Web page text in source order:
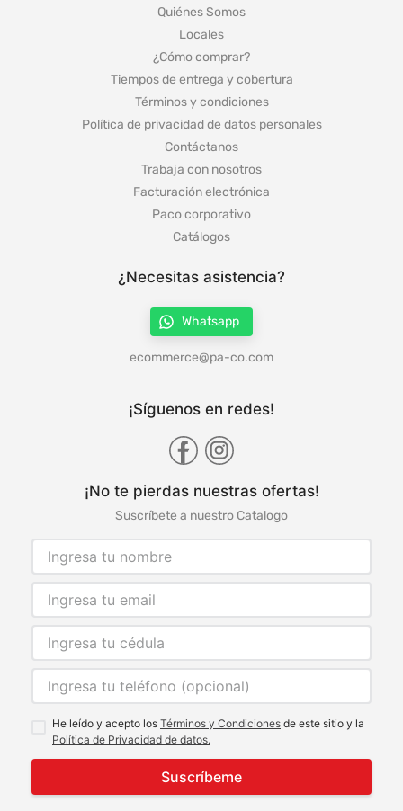
Quiénes Somos
Locales
¿Cómo comprar?
Tiempos de entrega y cobertura
Términos y condiciones
Política de privacidad de datos personales
Contáctanos
Trabaja con nosotros
Facturación electrónica
Paco corporativo
Catálogos
¿Necesitas asistencia?
Whatsapp
ecommerce@pa-co.com
¡Síguenos en redes!
¡No te pierdas nuestras ofertas!
Suscríbete a nuestro Catalogo
He leído y acepto los Términos y Condiciones de este sitio y la
Política de Privacidad de datos.
Suscríbeme